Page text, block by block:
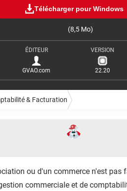
Télécharger pour Windows
(8,5 Mo)
ÉDITEUR
GVAO.com
VERSION
22.20
& Facturation
ou d'un commerce n'est pas
commerciale et de